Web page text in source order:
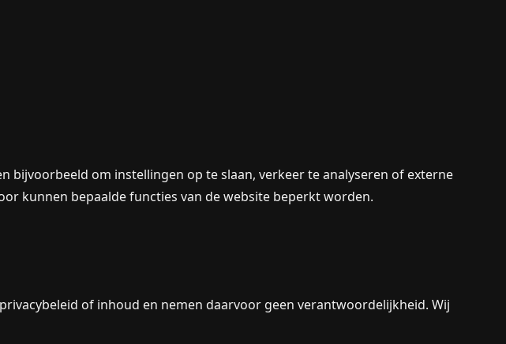
om instellingen op te slaan, verkeer te analyseren of externe
kunnen bepaalde functies van de website beperkt worden.
of inhoud en nemen daarvoor geen verantwoordelijkheid. Wij